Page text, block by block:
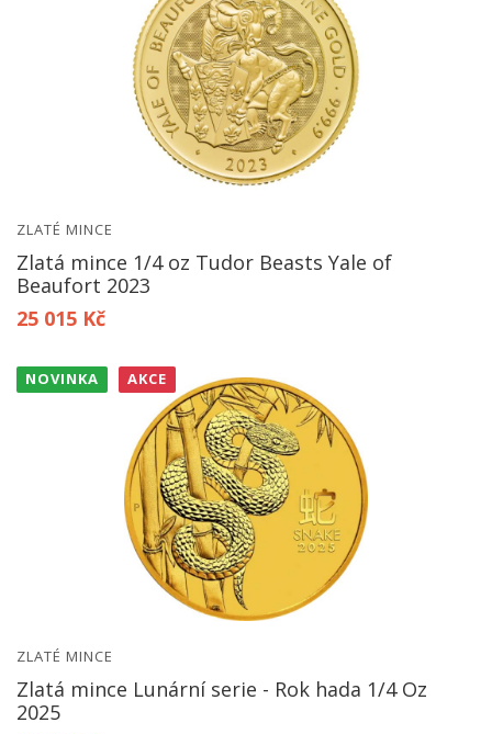
ZLATÉ MINCE
Zlatá mince 1/4 oz Tudor Beasts Yale of
Beaufort 2023
25 015 Kč
NOVINKA AKCE
ZLATÉ MINCE
Zlatá mince Lunární serie - Rok hada 1/4 Oz
2025